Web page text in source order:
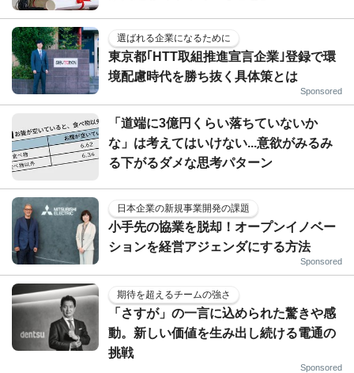
選ばれる企業になるために
東京都｢HTT取組推進宣言企業｣登録で環
境配慮時代を勝ち抜く具体策とは
Sponsored
「道端に3億円くらい落ちていないか
な」は考えてはいけない...意欲がみるみ
る下がるダメな思考パターン
日本企業の新規事業開発の課題
小手先の協業を脱却！オープンイノベー
ションを経営アジェンダにする方法
Sponsored
期待を超えるチームの強さ
「さすが」の一言に込められた驚きや感
動。新しい価値を生み出し続ける電通の
挑戦
Sponsored